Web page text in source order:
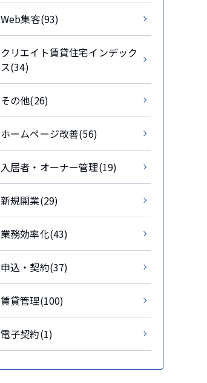
Web集客(93)
クリエイト賃貸住宅インデック
ス(34)
その他(26)
ホームページ改善(56)
入居者・オーナー管理(19)
新規開業(29)
業務効率化(43)
申込・契約(37)
賃貸管理(100)
電子契約(1)